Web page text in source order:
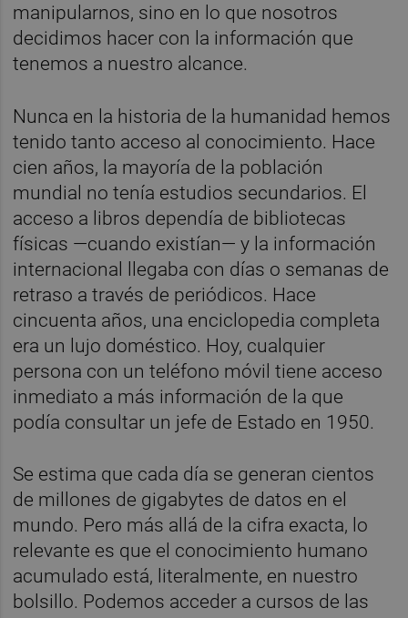
manipularnos, sino en lo que nosotros
decidimos hacer con la información que
tenemos a nuestro alcance.
Nunca en la historia de la humanidad hemos
tenido tanto acceso al conocimiento. Hace
cien años, la mayoría de la población
mundial no tenía estudios secundarios. El
acceso a libros dependía de bibliotecas
físicas —cuando existían— y la información
internacional llegaba con días o semanas de
retraso a través de periódicos. Hace
cincuenta años, una enciclopedia completa
era un lujo doméstico. Hoy, cualquier
persona con un teléfono móvil tiene acceso
inmediato a más información de la que
podía consultar un jefe de Estado en 1950.
Se estima que cada día se generan cientos
de millones de gigabytes de datos en el
mundo. Pero más allá de la cifra exacta, lo
relevante es que el conocimiento humano
acumulado está, literalmente, en nuestro
bolsillo. Podemos acceder a cursos de las